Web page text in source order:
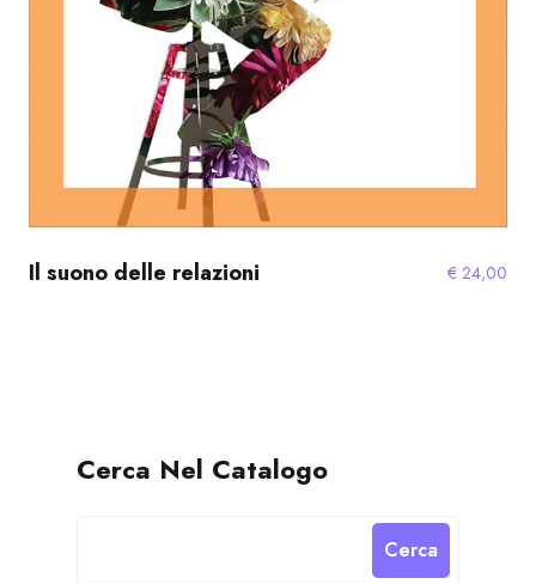
Il suono delle relazioni € 24,00
Cerca Nel Catalogo
Cerca